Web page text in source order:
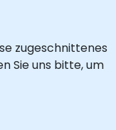
zugeschnittenes
Sie uns bitte, um